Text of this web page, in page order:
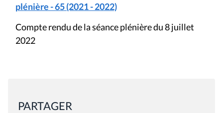
plénière - 65 (2021 - 2022)
Compte rendu de la séance plénière du 8 juillet
2022
PARTAGER